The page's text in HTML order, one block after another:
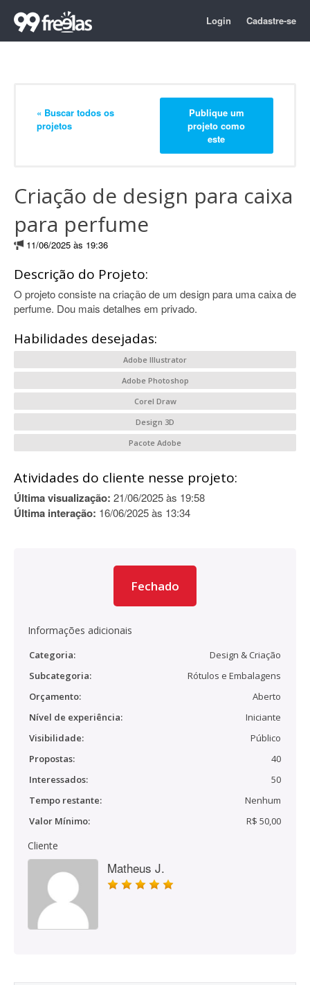
Login Cadastre-se
« Buscar todos os
projetos
Publique um
projeto como
este
Criação de design para caixa
para perfume
11/06/2025 às 19:36
Descrição do Projeto:
O projeto consiste na criação de um design para uma caixa de
perfume. Dou mais detalhes em privado.
Habilidades desejadas:
Adobe Illustrator
Adobe Photoshop
Corel Draw
Design 3D
Pacote Adobe
Atividades do cliente nesse projeto:
Última visualização: 21/06/2025 às 19:58
Última interação: 16/06/2025 às 13:34
Fechado
Informações adicionais
Categoria:
Design & Criação
Subcategoria:
Rótulos e Embalagens
Orçamento:
Aberto
Nível de experiência:
Iniciante
Visibilidade:
Público
Propostas:
40
Interessados:
50
Tempo restante:
Nenhum
Valor Mínimo:
R$ 50,00
Cliente
Matheus J.